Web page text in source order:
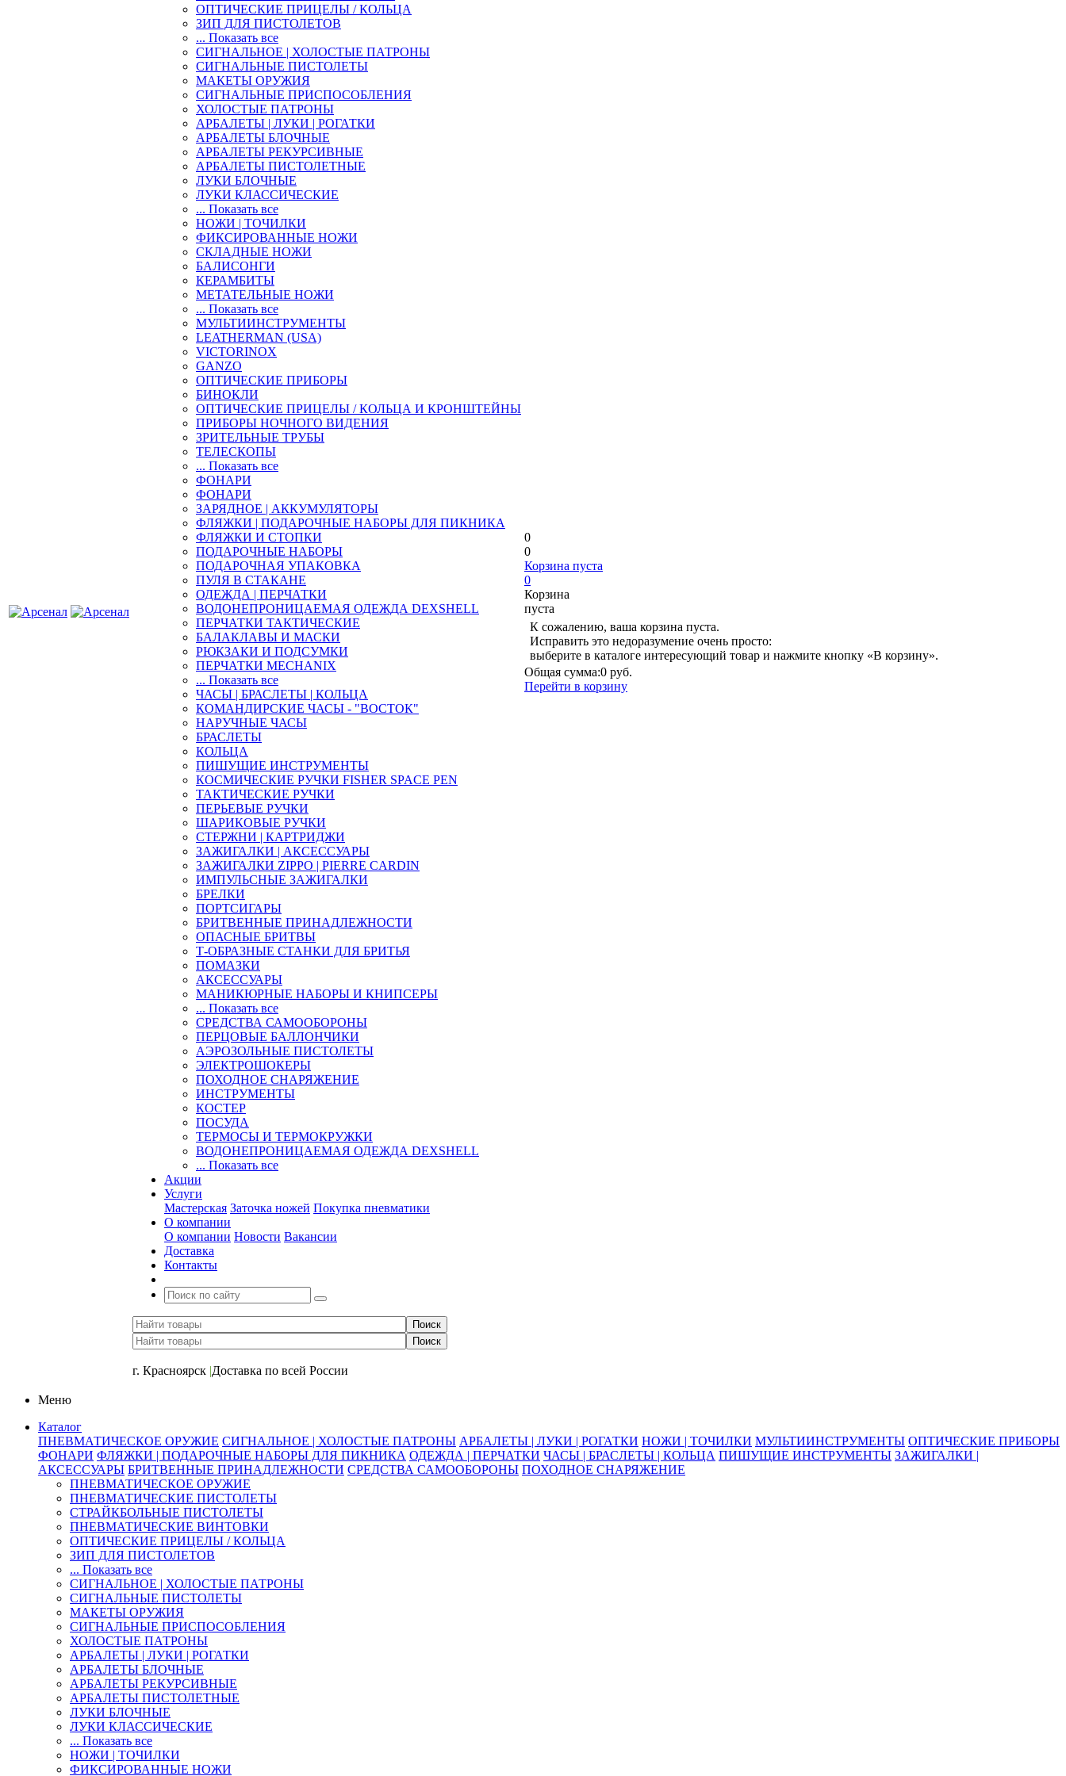
ОПТИЧЕСКИЕ ПРИЦЕЛЫ / КОЛЬЦА
ЗИП ДЛЯ ПИСТОЛЕТОВ
... Показать все
СИГНАЛЬНОЕ | ХОЛОСТЫЕ ПАТРОНЫ
СИГНАЛЬНЫЕ ПИСТОЛЕТЫ
МАКЕТЫ ОРУЖИЯ
СИГНАЛЬНЫЕ ПРИСПОСОБЛЕНИЯ
ХОЛОСТЫЕ ПАТРОНЫ
АРБАЛЕТЫ | ЛУКИ | РОГАТКИ
АРБАЛЕТЫ БЛОЧНЫЕ
АРБАЛЕТЫ РЕКУРСИВНЫЕ
АРБАЛЕТЫ ПИСТОЛЕТНЫЕ
ЛУКИ БЛОЧНЫЕ
ЛУКИ КЛАССИЧЕСКИЕ
... Показать все
НОЖИ | ТОЧИЛКИ
ФИКСИРОВАННЫЕ НОЖИ
СКЛАДНЫЕ НОЖИ
БАЛИСОНГИ
КЕРАМБИТЫ
МЕТАТЕЛЬНЫЕ НОЖИ
... Показать все
МУЛЬТИИНСТРУМЕНТЫ
LEATHERMAN (USA)
VICTORINOX
GANZO
ОПТИЧЕСКИЕ ПРИБОРЫ
БИНОКЛИ
ОПТИЧЕСКИЕ ПРИЦЕЛЫ / КОЛЬЦА И КРОНШТЕЙНЫ
ПРИБОРЫ НОЧНОГО ВИДЕНИЯ
ЗРИТЕЛЬНЫЕ ТРУБЫ
ТЕЛЕСКОПЫ
... Показать все
ФОНАРИ
ФОНАРИ
ЗАРЯДНОЕ | АККУМУЛЯТОРЫ
ФЛЯЖКИ | ПОДАРОЧНЫЕ НАБОРЫ ДЛЯ ПИКНИКА
ФЛЯЖКИ И СТОПКИ
ПОДАРОЧНЫЕ НАБОРЫ
ПОДАРОЧНАЯ УПАКОВКА
ПУЛЯ В СТАКАНЕ
ОДЕЖДА | ПЕРЧАТКИ
ВОДОНЕПРОНИЦАЕМАЯ ОДЕЖДА DEXSHELL
ПЕРЧАТКИ ТАКТИЧЕСКИЕ
БАЛАКЛАВЫ И МАСКИ
РЮКЗАКИ И ПОДСУМКИ
ПЕРЧАТКИ MECHANIX
... Показать все
ЧАСЫ | БРАСЛЕТЫ | КОЛЬЦА
КОМАНДИРСКИЕ ЧАСЫ - "ВОСТОК"
НАРУЧНЫЕ ЧАСЫ
БРАСЛЕТЫ
КОЛЬЦА
ПИШУЩИЕ ИНСТРУМЕНТЫ
КОСМИЧЕСКИЕ РУЧКИ FISHER SPACE PEN
ТАКТИЧЕСКИЕ РУЧКИ
ПЕРЬЕВЫЕ РУЧКИ
ШАРИКОВЫЕ РУЧКИ
СТЕРЖНИ | КАРТРИДЖИ
ЗАЖИГАЛКИ | АКСЕССУАРЫ
ЗАЖИГАЛКИ ZIPPO | PIERRE CARDIN
ИМПУЛЬСНЫЕ ЗАЖИГАЛКИ
БРЕЛКИ
ПОРТСИГАРЫ
БРИТВЕННЫЕ ПРИНАДЛЕЖНОСТИ
ОПАСНЫЕ БРИТВЫ
Т-ОБРАЗНЫЕ СТАНКИ ДЛЯ БРИТЬЯ
ПОМАЗКИ
АКСЕССУАРЫ
МАНИКЮРНЫЕ НАБОРЫ И КНИПСЕРЫ
... Показать все
СРЕДСТВА САМООБОРОНЫ
ПЕРЦОВЫЕ БАЛЛОНЧИКИ
АЭРОЗОЛЬНЫЕ ПИСТОЛЕТЫ
ЭЛЕКТРОШОКЕРЫ
ПОХОДНОЕ СНАРЯЖЕНИЕ
ИНСТРУМЕНТЫ
КОСТЕР
ПОСУДА
ТЕРМОСЫ И ТЕРМОКРУЖКИ
ВОДОНЕПРОНИЦАЕМАЯ ОДЕЖДА DEXSHELL
... Показать все
Акции
Услуги
Мастерская Заточка ножей Покупка пневматики
О компании
О компании Новости Вакансии
Доставка
Контакты
г. Красноярск |Доставка по всей России
0
0
Корзина пуста
0
Корзина
пуста
К сожалению, ваша корзина пуста.
Исправить это недоразумение очень просто:
выберите в каталоге интересующий товар и нажмите кнопку «В корзину».
Общая сумма:0 руб.
Перейти в корзину
Меню
Каталог
ПНЕВМАТИЧЕСКОЕ ОРУЖИЕ СИГНАЛЬНОЕ | ХОЛОСТЫЕ ПАТРОНЫ АРБАЛЕТЫ | ЛУКИ | РОГАТКИ НОЖИ | ТОЧИЛКИ МУЛЬТИИНСТРУМЕНТЫ ОПТИЧЕСКИЕ ПРИБОРЫ
ФОНАРИ ФЛЯЖКИ | ПОДАРОЧНЫЕ НАБОРЫ ДЛЯ ПИКНИКА ОДЕЖДА | ПЕРЧАТКИ ЧАСЫ | БРАСЛЕТЫ | КОЛЬЦА ПИШУЩИЕ ИНСТРУМЕНТЫ ЗАЖИГАЛКИ |
АКСЕССУАРЫ БРИТВЕННЫЕ ПРИНАДЛЕЖНОСТИ СРЕДСТВА САМООБОРОНЫ ПОХОДНОЕ СНАРЯЖЕНИЕ
ПНЕВМАТИЧЕСКОЕ ОРУЖИЕ
ПНЕВМАТИЧЕСКИЕ ПИСТОЛЕТЫ
СТРАЙКБОЛЬНЫЕ ПИСТОЛЕТЫ
ПНЕВМАТИЧЕСКИЕ ВИНТОВКИ
ОПТИЧЕСКИЕ ПРИЦЕЛЫ / КОЛЬЦА
ЗИП ДЛЯ ПИСТОЛЕТОВ
... Показать все
СИГНАЛЬНОЕ | ХОЛОСТЫЕ ПАТРОНЫ
СИГНАЛЬНЫЕ ПИСТОЛЕТЫ
МАКЕТЫ ОРУЖИЯ
СИГНАЛЬНЫЕ ПРИСПОСОБЛЕНИЯ
ХОЛОСТЫЕ ПАТРОНЫ
АРБАЛЕТЫ | ЛУКИ | РОГАТКИ
АРБАЛЕТЫ БЛОЧНЫЕ
АРБАЛЕТЫ РЕКУРСИВНЫЕ
АРБАЛЕТЫ ПИСТОЛЕТНЫЕ
ЛУКИ БЛОЧНЫЕ
ЛУКИ КЛАССИЧЕСКИЕ
... Показать все
НОЖИ | ТОЧИЛКИ
ФИКСИРОВАННЫЕ НОЖИ